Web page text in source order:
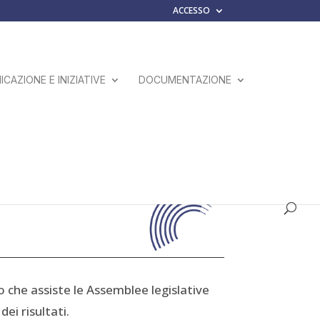
ACCESSO
E INIZIATIVE DOCUMENTAZIONE
assiste le Assemblee legislative
risultati.